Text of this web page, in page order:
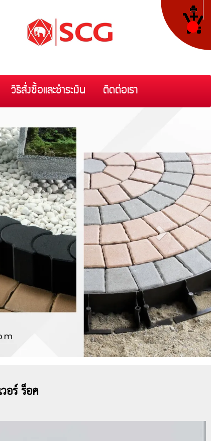
วิธีสั่งซื้อและชำระเงิน ติดต่อเรา
อร์ ร็อค